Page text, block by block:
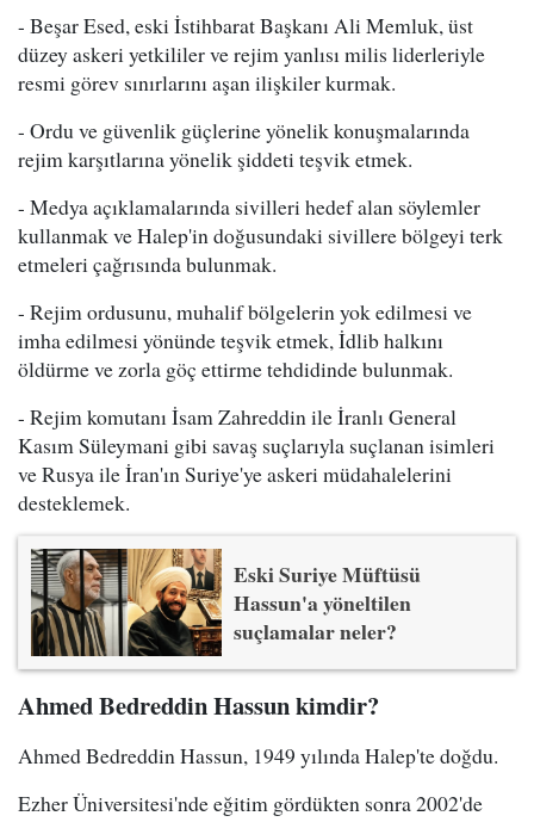
- Beşar Esed, eski İstihbarat Başkanı Ali Memluk, üst
düzey askeri yetkililer ve rejim yanlısı milis liderleriyle
resmi görev sınırlarını aşan ilişkiler kurmak.
- Ordu ve güvenlik güçlerine yönelik konuşmalarında
rejim karşıtlarına yönelik şiddeti teşvik etmek.
- Medya açıklamalarında sivilleri hedef alan söylemler
kullanmak ve Halep'in doğusundaki sivillere bölgeyi terk
etmeleri çağrısında bulunmak.
- Rejim ordusunu, muhalif bölgelerin yok edilmesi ve
imha edilmesi yönünde teşvik etmek, İdlib halkını
öldürme ve zorla göç ettirme tehdidinde bulunmak.
- Rejim komutanı İsam Zahreddin ile İranlı General
Kasım Süleymani gibi savaş suçlarıyla suçlanan isimleri
ve Rusya ile İran'ın Suriye'ye askeri müdahalelerini
desteklemek.
Eski Suriye Müftüsü
Hassun'a yöneltilen
suçlamalar neler?
Ahmed Bedreddin Hassun kimdir?
Ahmed Bedreddin Hassun, 1949 yılında Halep'te doğdu.
Ezher Üniversitesi'nde eğitim gördükten sonra 2002'de